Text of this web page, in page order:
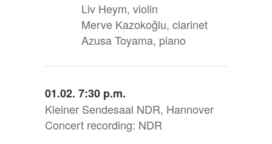
Liv Heym, violin
Merve Kazokoğlu, clarinet
Azusa Toyama, piano
01.02. 7:30 p.m.
Kleiner Sendesaal NDR, Hannover
Concert recording: NDR